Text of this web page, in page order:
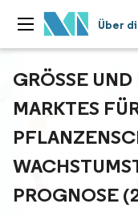
Über
GRÖSSE UND
ARKTES FÜR
ROGNOSE